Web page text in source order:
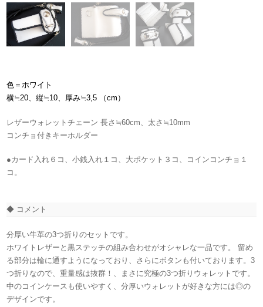
色＝ホワイト
横≒20、縦≒10、厚み≒3,5 （cm）
レザーウォレットチェーン 長さ≒60cm、太さ≒10mm
コンチョ付きキーホルダー
●カード入れ６コ、小銭入れ１コ、大ポケット３コ、コインコンチョ１
コ。
◆ コメント
分厚い牛革の3つ折りのセットです。
ホワイトレザーと黒ステッチの組み合わせがオシャレな一品です。 留め
る部分は輪に通すようになっており、さらにボタンも付いております。3
つ折りなので、重量感は抜群！、まさに究極の3つ折りウォレットです。
中のコインケースも使いやすく、分厚いウォレットが好きな方には◎の
デザインです。